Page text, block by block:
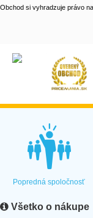
Obchod si vyhradzuje právo
Popredná spoločnosť
Všetko o nákupe